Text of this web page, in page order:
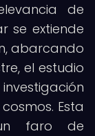
de
se extiende
abarcando
el estudio
Esta
faro de